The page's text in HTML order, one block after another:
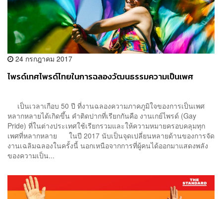
24 กรกฎาคม 2017
ไพรด์เทศไพรด์ไทยในการฉลองวัฒนธรรมความเป็นเพศ
เป็นเวลาเกือบ 50 ปี ที่งานฉลองความภาคภูมิใจของการเป็นเพศ
หลากหลายได้เกิดขึ้น คำติดปากที่เรียกกันคือ งานเกย์ไพรด์ (Gay
Pride) ที่ในต่างประเทศใช้เรียกรวมและให้ความหมายครอบคลุมทุก
เพศที่หลากหลาย ในปี 2017 นับเป็นจุดเปลี่ยนหลายด้านของการจัด
งานเฉลิมฉลองในครั้งนี้ นอกเหนือจากการที่ผู้คนได้ออกมาแสดงพลัง
ของความเป็น...